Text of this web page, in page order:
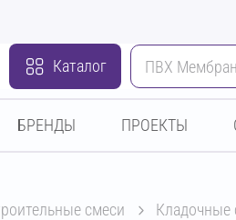
Каталог
БРЕНДЫ ПРОЕКТЫ
смеси